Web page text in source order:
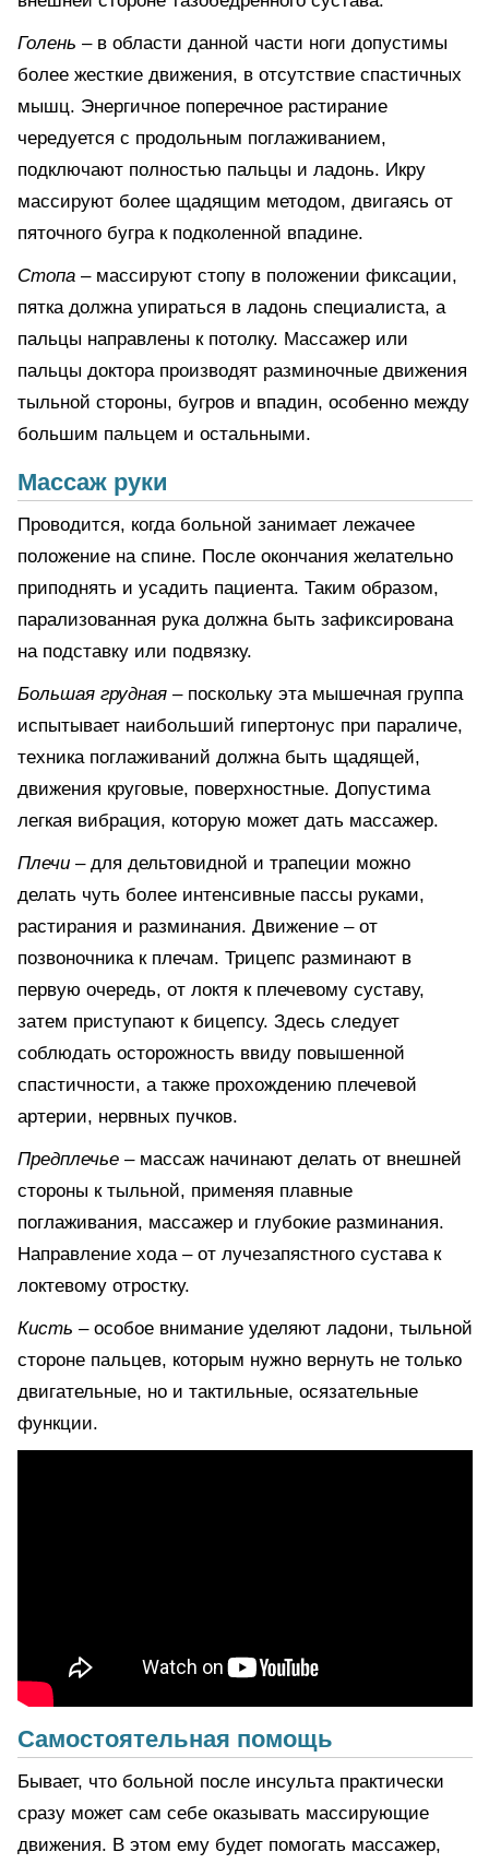
Голень – в области данной части ноги допустимы
более жесткие движения, в отсутствие спастичных
мышц. Энергичное поперечное растирание
чередуется с продольным поглаживанием,
подключают полностью пальцы и ладонь. Икру
массируют более щадящим методом, двигаясь от
пяточного бугра к подколенной впадине.
Стопа – массируют стопу в положении фиксации,
пятка должна упираться в ладонь специалиста, а
пальцы направлены к потолку. Массажер или
пальцы доктора производят разминочные движения
тыльной стороны, бугров и впадин, особенно между
большим пальцем и остальными.
Массаж руки
Проводится, когда больной занимает лежачее
положение на спине. После окончания желательно
приподнять и усадить пациента. Таким образом,
парализованная рука должна быть зафиксирована
на подставку или подвязку.
Большая грудная – поскольку эта мышечная группа
испытывает наибольший гипертонус при параличе,
техника поглаживаний должна быть щадящей,
движения круговые, поверхностные. Допустима
легкая вибрация, которую может дать массажер.
Плечи – для дельтовидной и трапеции можно
делать чуть более интенсивные пассы руками,
растирания и разминания. Движение – от
позвоночника к плечам. Трицепс разминают в
первую очередь, от локтя к плечевому суставу,
затем приступают к бицепсу. Здесь следует
соблюдать осторожность ввиду повышенной
спастичности, а также прохождению плечевой
артерии, нервных пучков.
Предплечье – массаж начинают делать от внешней
стороны к тыльной, применяя плавные
поглаживания, массажер и глубокие разминания.
Направление хода – от лучезапястного сустава к
локтевому отростку.
Кисть – особое внимание уделяют ладони, тыльной
стороне пальцев, которым нужно вернуть не только
двигательные, но и тактильные, осязательные
функции.
Самостоятельная помощь
Бывает, что больной после инсульта практически
сразу может сам себе оказывать массирующие
движения. В этом ему будет помогать массажер,